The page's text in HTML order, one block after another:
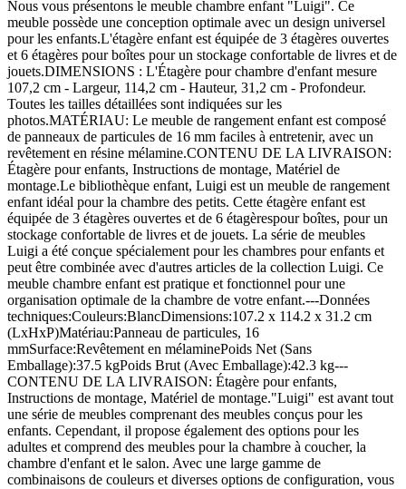
Nous vous présentons le meuble chambre enfant "Luigi". Ce
meuble possède une conception optimale avec un design universel
pour les enfants.L'étagère enfant est équipée de 3 étagères ouvertes
et 6 étagères pour boîtes pour un stockage confortable de livres et de
jouets.DIMENSIONS : L'Étagère pour chambre d'enfant mesure
107,2 cm - Largeur, 114,2 cm - Hauteur, 31,2 cm - Profondeur.
Toutes les tailles détaillées sont indiquées sur les
photos.MATÉRIAU: Le meuble de rangement enfant est composé
de panneaux de particules de 16 mm faciles à entretenir, avec un
revêtement en résine mélamine.CONTENU DE LA LIVRAISON:
Étagère pour enfants, Instructions de montage, Matériel de
montage.Le bibliothèque enfant, Luigi est un meuble de rangement
enfant idéal pour la chambre des petits. Cette étagère enfant est
équipée de 3 étagères ouvertes et de 6 étagèrespour boîtes, pour un
stockage confortable de livres et de jouets. La série de meubles
Luigi a été conçue spécialement pour les chambres pour enfants et
peut être combinée avec d'autres articles de la collection Luigi. Ce
meuble chambre enfant est pratique et fonctionnel pour une
organisation optimale de la chambre de votre enfant.---Données
techniques:Couleurs:BlancDimensions:107.2 x 114.2 x 31.2 cm
(LxHxP)Matériau:Panneau de particules, 16
mmSurface:Revêtement en mélaminePoids Net (Sans
Emballage):37.5 kgPoids Brut (Avec Emballage):42.3 kg---
CONTENU DE LA LIVRAISON: Étagère pour enfants,
Instructions de montage, Matériel de montage."Luigi" est avant tout
une série de meubles comprenant des meubles conçus pour les
enfants. Cependant, il propose également des options pour les
adultes et comprend des meubles pour la chambre à coucher, la
chambre d'enfant et le salon. Avec une large gamme de
combinaisons de couleurs et diverses options de configuration, vous